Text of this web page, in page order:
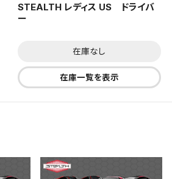
STEALTH レディス US ドライバ
ー
在庫なし
在庫一覧を表示